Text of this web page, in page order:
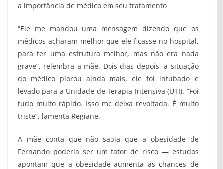
a importância de médico em seu tratamento
“Ele me mandou uma mensagem dizendo que os
médicos acharam melhor que ele ficasse no hospital,
para ter uma estrutura melhor, mas não era nada
grave”, relembra a mãe. Dois dias depois, a situação
do médico piorou ainda mais, ele foi intubado e
levado para a Unidade de Terapia Intensiva (UTI). “Foi
tudo muito rápido. Isso me deixa revoltada. É muito
triste”, lamenta Regiane.
A mãe conta que não sabia que a obesidade de
Fernando poderia ser um fator de risco — estudos
apontam que a obesidade aumenta as chances de